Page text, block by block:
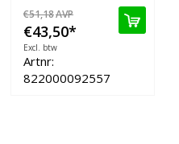
€51,18AVP
€43,50*
Excl. btw
Artnr:
822000092557